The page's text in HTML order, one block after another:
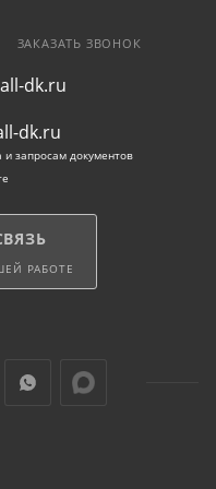
автомобилей;
систем;
изделий,
лента.
ЗАКАЗАТЬ ЗВОНОК
dk.ru
dk.ru
и запросам документов
РАБОТЕ